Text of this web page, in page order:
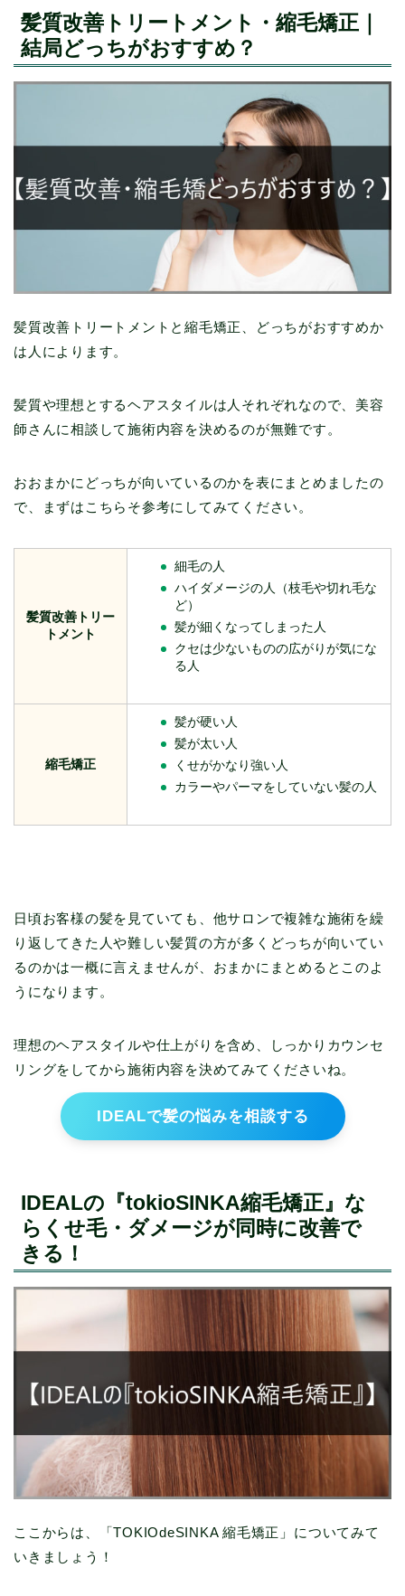
髪質改善トリートメント・縮毛矯正｜
結局どっちがおすすめ？
髪質改善トリートメントと縮毛矯正、どっちがおすすめか
は人によります。
髪質や理想とするヘアスタイルは人それぞれなので、美容
師さんに相談して施術内容を決めるのが無難です。
おおまかにどっちが向いているのかを表にまとめましたの
で、まずはこちらそ参考にしてみてください。
髪質改善トリー
トメント
細毛の人
ハイダメージの人（枝毛や切れ毛な
ど）
髪が細くなってしまった人
クセは少ないものの広がりが気にな
る人
縮毛矯正
髪が硬い人
髪が太い人
くせがかなり強い人
カラーやパーマをしていない髪の人
日頃お客様の髪を見ていても、他サロンで複雑な施術を繰
り返してきた人や難しい髪質の方が多くどっちが向いてい
るのかは一概に言えませんが、おまかにまとめるとこのよ
うになります。
理想のヘアスタイルや仕上がりを含め、しっかりカウンセ
リングをしてから施術内容を決めてみてくださいね。
IDEALで髪の悩みを相談する
IDEALの『tokioSINKA縮毛矯正』な
らくせ毛・ダメージが同時に改善で
きる！
ここからは、「TOKIOdeSINKA 縮毛矯正」についてみて
いきましょう！